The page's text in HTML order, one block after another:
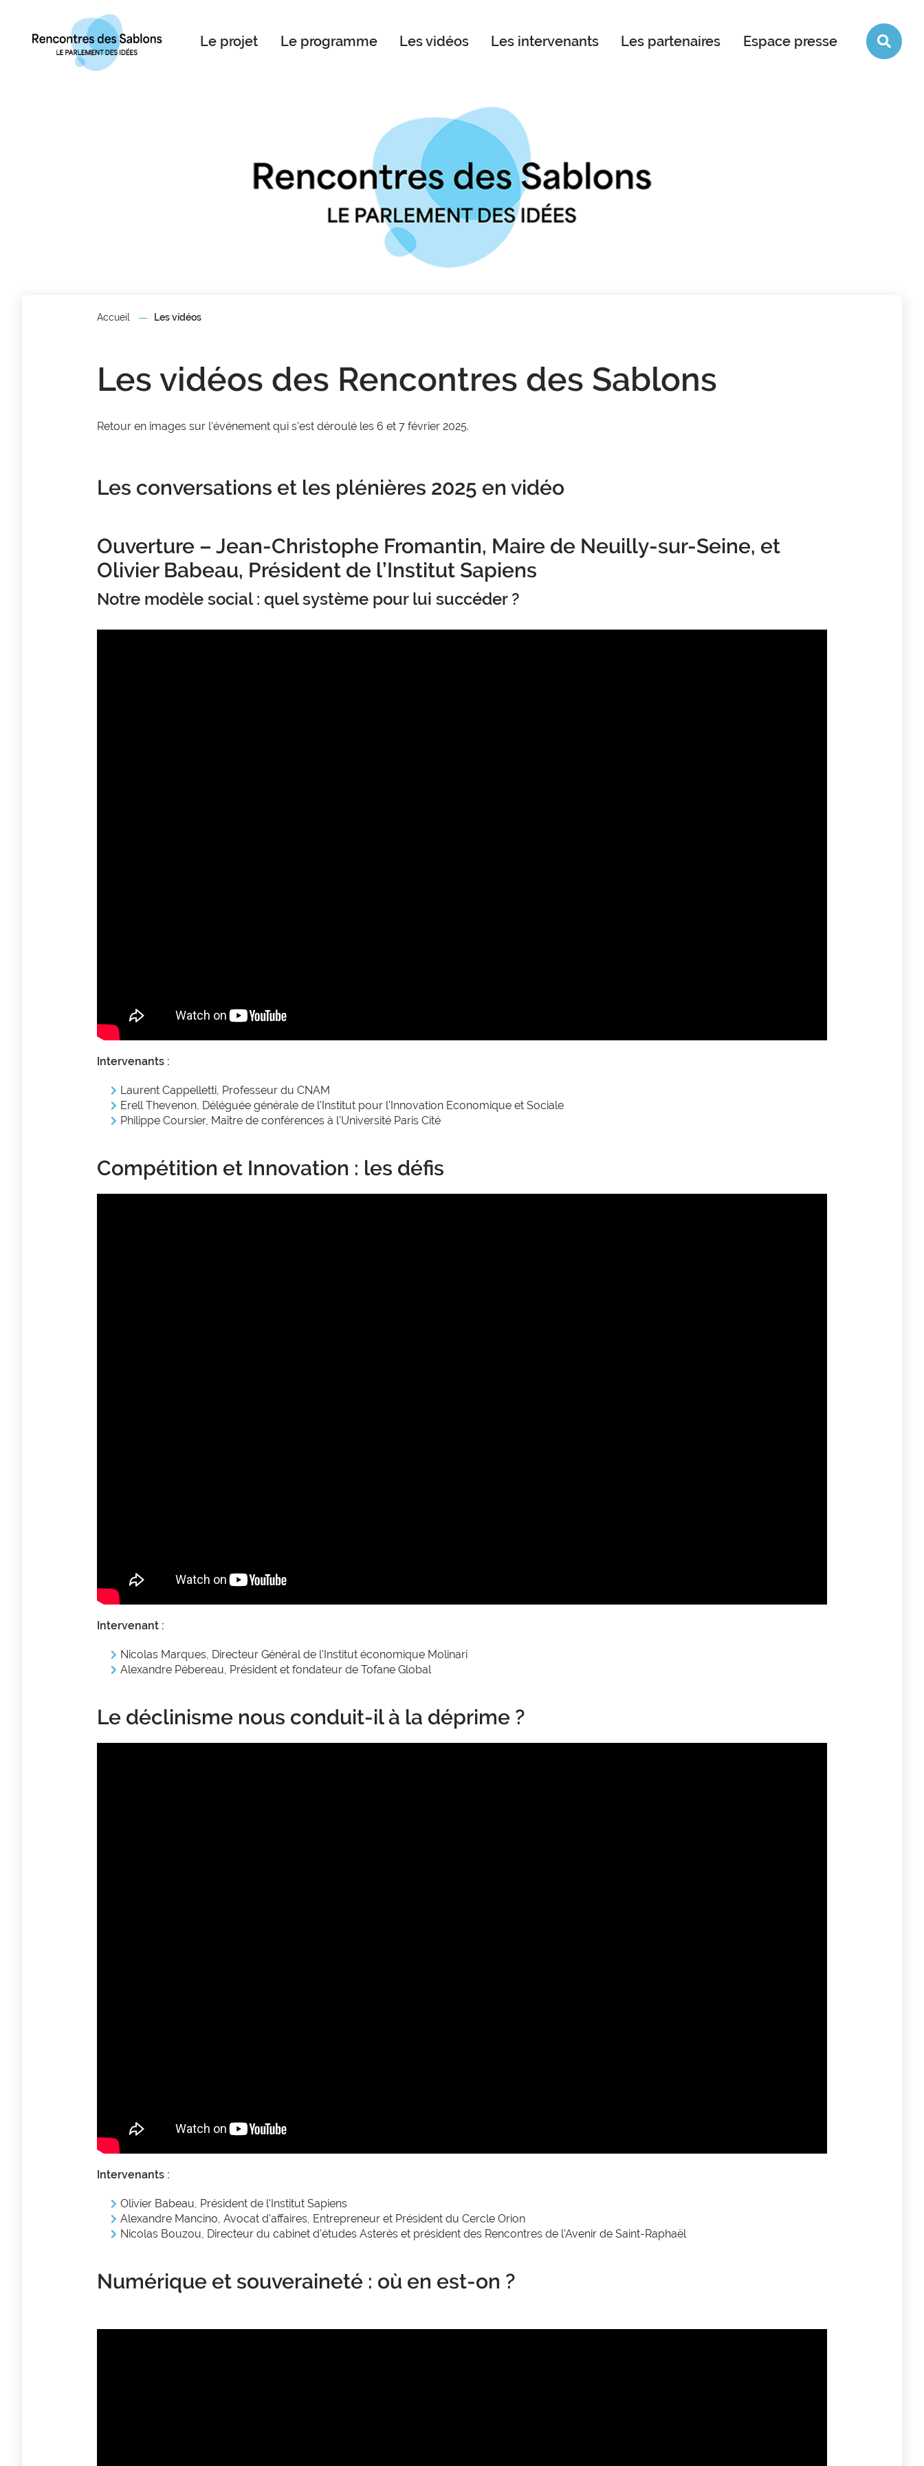
Le projet Le programme Les vidéos Les intervenants Les partenaires Espace presse
sur
Accueil Les vidéos
Les vidéos des Rencontres des Sablons
Retour en images sur l'événement qui s'est déroulé les 6 et 7 février 2025.
Les conversations et les plénières 2025 en vidéo
Ouverture – Jean-Christophe Fromantin, Maire de Neuilly-sur-Seine, et
Olivier Babeau, Président de l’Institut Sapiens
Notre modèle social : quel système pour lui succéder ?
Intervenants :
Laurent Cappelletti, Professeur du CNAM
Erell Thevenon, Déléguée générale de l'Institut pour l'Innovation Economique et Sociale
Philippe Coursier, Maître de conférences à l'Université Paris Cité
Compétition et Innovation : les défis
Intervenant :
Nicolas Marques, Directeur Général de l'Institut économique Molinari
Alexandre Pébereau, Président et fondateur de Tofane Global
Le déclinisme nous conduit-il à la déprime ?
Intervenants :
Olivier Babeau, Président de l'Institut Sapiens
Alexandre Mancino, Avocat d'affaires, Entrepreneur et Président du Cercle Orion
Nicolas Bouzou, Directeur du cabinet d'études Asterès et président des Rencontres de l'Avenir de Saint-Raphaël
Numérique et souveraineté : où en est-on ?